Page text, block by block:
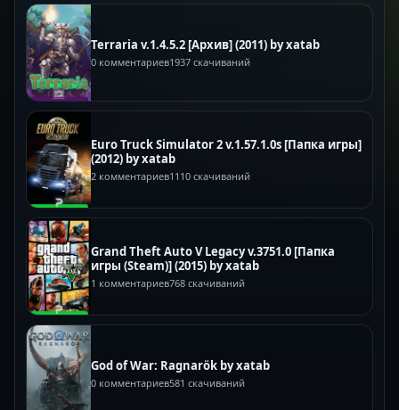
Terraria v.1.4.5.2 [Архив] (2011) by xatab
0 комментариев1937 скачиваний
Euro Truck Simulator 2 v.1.57.1.0s [Папка игры]
(2012) by xatab
2 комментариев1110 скачиваний
Grand Theft Auto V Legacy v.3751.0 [Папка
игры (Steam)] (2015) by xatab
1 комментариев768 скачиваний
God of War: Ragnarök by xatab
0 комментариев581 скачиваний